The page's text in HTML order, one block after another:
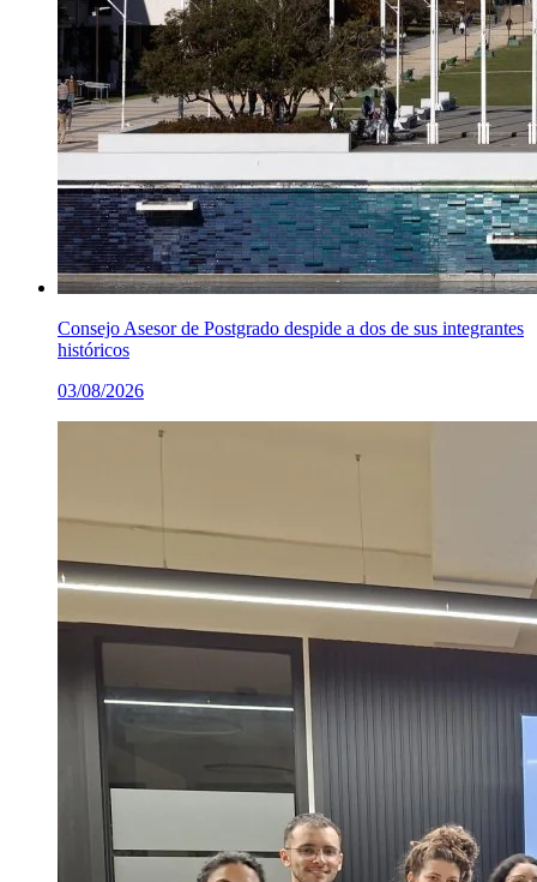
Consejo Asesor de Postgrado despide a dos de sus integrantes
históricos
03/08/2026